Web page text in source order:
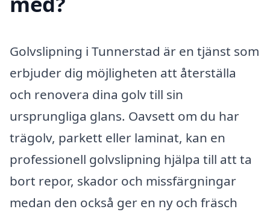
Golvslipning i Tunnerstad är en tjänst som
erbjuder dig möjligheten att återställa
och renovera dina golv till sin
ursprungliga glans. Oavsett om du har
trägolv, parkett eller laminat, kan en
professionell golvslipning hjälpa till att ta
bort repor, skador och missfärgningar
medan den också ger en ny och fräsch